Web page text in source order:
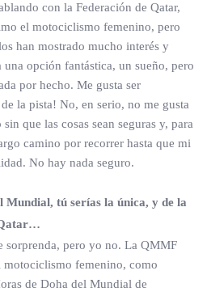
con la Federación de Qatar,
el motociclismo femenino, pero
han mostrado mucho interés y
una opción fantástica, un sueño, pero
por hecho. Me gusta ser
la pista! No, en serio, no me gusta
que las cosas sean seguras y, para
camino por recorrer hasta que mi
No hay nada seguro.
Mundial, tú serías la única, y de la
sorprenda, pero yo no. La QMMF
motociclismo femenino, como
de Doha del Mundial de